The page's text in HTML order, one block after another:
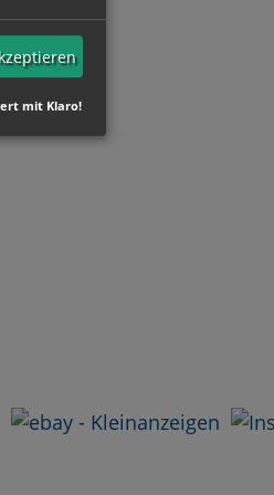
mit Klaro!